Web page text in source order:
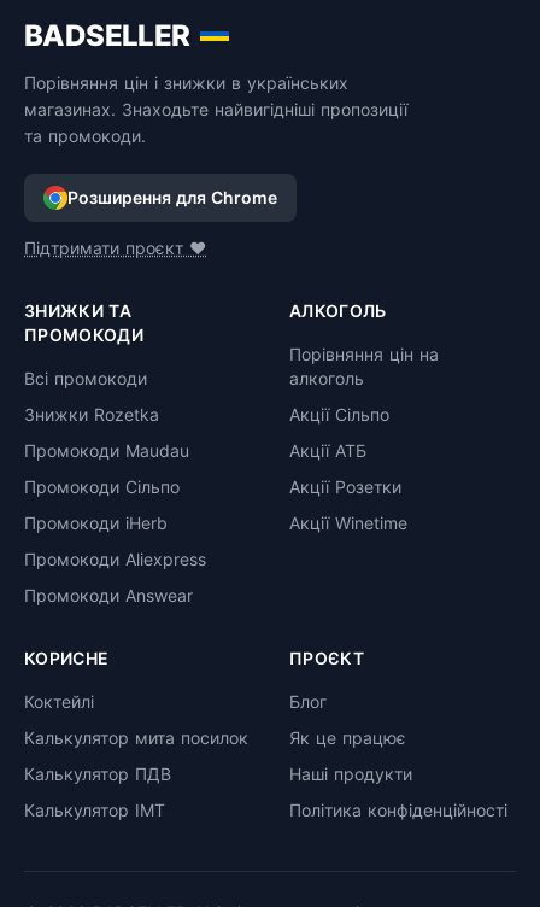
BADSELLER
Порівняння цін і знижки в українських
магазинах. Знаходьте найвигідніші пропозиції
та промокоди.
Розширення для Chrome
Підтримати проєкт ❤️
ЗНИЖКИ ТА
ПРОМОКОДИ
Всі промокоди
Знижки Rozetka
Промокоди Maudau
Промокоди Сільпо
Промокоди iHerb
Промокоди Aliexpress
Промокоди Answear
АЛКОГОЛЬ
Порівняння цін на
алкоголь
Акції Сільпо
Акції АТБ
Акції Розетки
Акції Winetime
КОРИСНЕ
Коктейлі
Калькулятор мита посилок
Калькулятор ПДВ
Калькулятор ІМТ
ПРОЄКТ
Блог
Як це працює
Наші продукти
Політика конфіденційності